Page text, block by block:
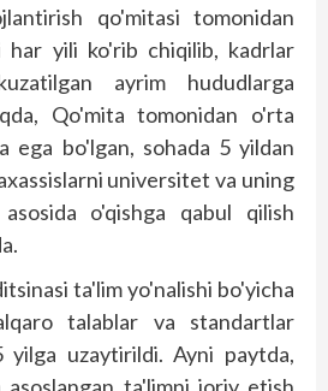
qo'mitasi tomonidan
har yili ko'rib chiqilib, kadrlar
ayrim hududlarga
Qo'mita tomonidan o'rta
ega bo'lgan, sohada 5 yildan
universitet va uning
o'qishga qabul qilish
ta'lim yo'nalishi bo'yicha
talablar va standartlar
yilga uzaytirildi. Ayni paytda,